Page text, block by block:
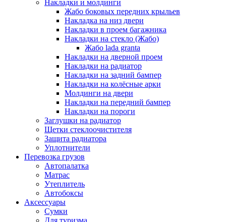
Накладки и молдинги
Жабо боковых передних крыльев
Накладка на низ двери
Накладки в проем багажника
Накладки на стекло (Жабо)
Жабо lada granta
Накладки на дверной проем
Накладки на радиатор
Накладки на задний бампер
Накладки на колёсные арки
Молдинги на двери
Накладки на передний бампер
Накладки на пороги
Заглушки на радиатор
Щетки стеклоочистителя
Защита радиатора
Уплотнители
Перевозка грузов
Автопалатка
Матрас
Утеплитель
Автобоксы
Аксессуары
Сумки
Для туризма